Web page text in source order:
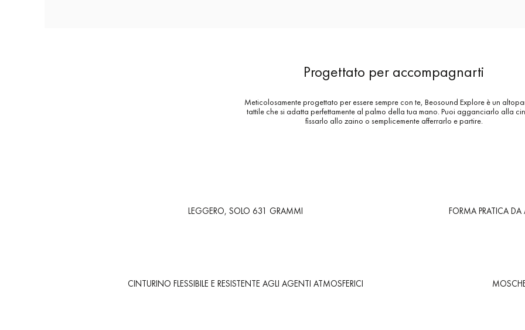
Progettato per accompagnarti
Meticolosamente progettato per essere sempre con te, Beosound Explore è un
tattile che si adatta perfettamente al palmo della tua mano. Puoi agganciarlo alla
fissarlo allo zaino o semplicemente afferrarlo e partire.
LEGGERO, SOLO 631 GRAMMI FORMA PRATICA DA
CINTURINO FLESSIBILE E RESISTENTE AGLI AGENTI ATMOSFERICI